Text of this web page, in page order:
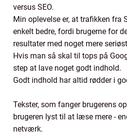
versus SEO.
Min oplevelse er, at trafikken fra
enkelt bedre, fordi brugerne for
resultater med noget mere
Hvis man så skal til tops på
step at lave noget godt indhold.
Godt indhold har altid rødder i
Tekster, som fanger brugerens
brugeren lyst til at læse mere -
netværk.